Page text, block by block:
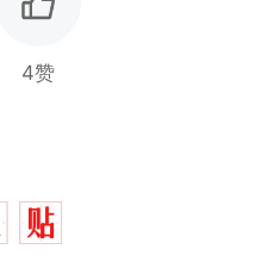
4赞